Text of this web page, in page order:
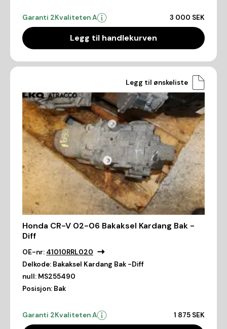
Garanti 2Kvaliteten A 3 000 SEK
Legg til handlekurven
Legg til ønskeliste
Honda CR-V 02-06 Bakaksel Kardang Bak -
Diff
OE-nr: 41010RRL020
Delkode: Bakaksel Kardang Bak -Diff
null: MS255490
Posisjon: Bak
Garanti 2Kvaliteten A 1 875 SEK